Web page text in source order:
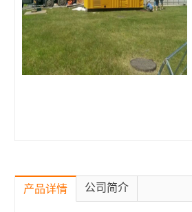
产品详情 公司简介